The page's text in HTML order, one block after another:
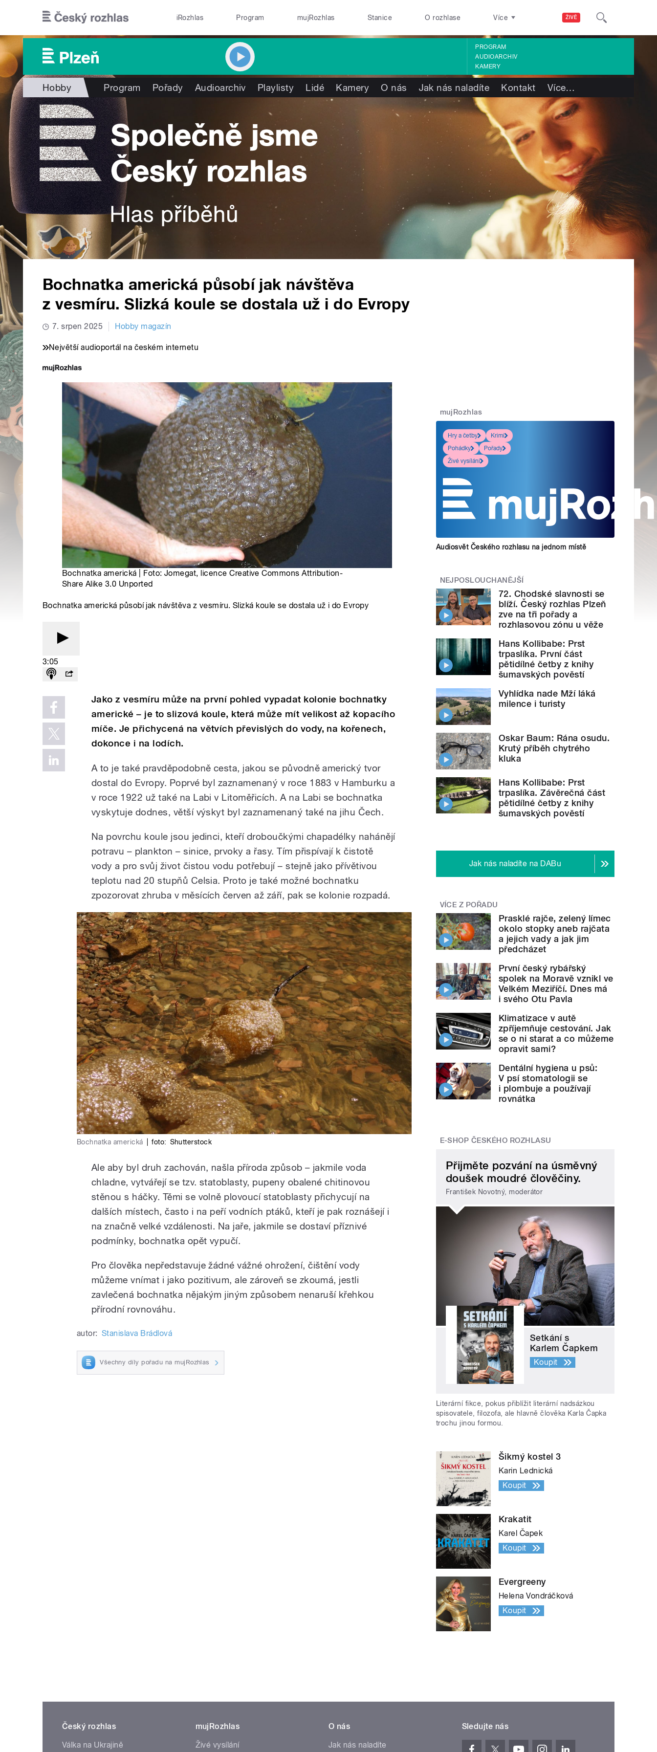
ŽIVĚ
iRozhlas Program mujRozhlas Stanice O rozhlase Více
PROGRAM
AUDIOARCHIV
KAMERY
Hobby Program Pořady Audioarchiv Playlisty Lidé Kamery O nás Jak nás naladíte Kontakt Více…
Bochnatka americká působí jak návštěva
z vesmíru. Slizká koule se dostala už i do Evropy
7. srpen 2025 Hobby magazín
Největší audioportál na českém internetu
Bochnatka americká | Foto: Jomegat, licence Creative Commons Attribution-
Share Alike 3.0 Unported
Bochnatka americká působí jak návštěva z vesmíru. Slizká koule se dostala už i do Evropy
3:05
Jako z vesmíru může na první pohled vypadat kolonie bochnatky
americké – je to slizová koule, která může mít velikost až kopacího
míče. Je přichycená na větvích převislých do vody, na kořenech,
dokonce i na lodích.
A to je také pravděpodobně cesta, jakou se původně americký tvor
dostal do Evropy. Poprvé byl zaznamenaný v roce 1883 v Hamburku a
v roce 1922 už také na Labi v Litoměřicích. A na Labi se bochnatka
vyskytuje dodnes, větší výskyt byl zaznamenaný také na jihu Čech.
Na povrchu koule jsou jedinci, kteří droboučkými chapadélky nahánějí
potravu – plankton – sinice, prvoky a řasy. Tím přispívají k čistotě
vody a pro svůj život čistou vodu potřebují – stejně jako přívětivou
teplotu nad 20 stupňů Celsia. Proto je také možné bochnatku
zpozorovat zhruba v měsících červen až září, pak se kolonie rozpadá.
Bochnatka americká foto: Shutterstock
Ale aby byl druh zachován, našla příroda způsob – jakmile voda
chladne, vytvářejí se tzv. statoblasty, pupeny obalené chitinovou
stěnou s háčky. Těmi se volně plovoucí statoblasty přichycují na
dalších místech, často i na peří vodních ptáků, kteří je pak roznášejí i
na značně velké vzdálenosti. Na jaře, jakmile se dostaví příznivé
podmínky, bochnatka opět vypučí.
Pro člověka nepředstavuje žádné vážné ohrožení, čištění vody
můžeme vnímat i jako pozitivum, ale zároveň se zkoumá, jestli
zavlečená bochnatka nějakým jiným způsobem nenaruší křehkou
přírodní rovnováhu.
autor: Stanislava Brádlová
Všechny díly pořadu na mujRozhlas
mujRozhlas
Hry a četby
Krimi
Pohádky
Pořady
Živé vysílání
Audiosvět Českého rozhlasu na jednom místě
NEJPOSLOUCHANĚJŠÍ
72. Chodské slavnosti se
blíží. Český rozhlas Plzeň
zve na tři pořady a
rozhlasovou zónu u věže
Hans Kollibabe: Prst
trpaslíka. První část
pětidílné četby z knihy
šumavských pověstí
Vyhlídka nade Mží láká
milence i turisty
Oskar Baum: Rána osudu.
Krutý příběh chytrého
kluka
Hans Kollibabe: Prst
trpaslíka. Závěrečná část
pětidílné četby z knihy
šumavských pověstí
Jak nás naladíte na DABu
VÍCE Z POŘADU
Prasklé rajče, zelený límec
okolo stopky aneb rajčata
a jejich vady a jak jim
předcházet
První český rybářský
spolek na Moravě vznikl ve
Velkém Meziříčí. Dnes má
i svého Otu Pavla
Klimatizace v autě
zpříjemňuje cestování. Jak
se o ni starat a co můžeme
opravit sami?
Dentální hygiena u psů:
V psí stomatologii se
i plombuje a používají
rovnátka
E-SHOP ČESKÉHO ROZHLASU
Přijměte pozvání na úsměvný
doušek moudré člověčiny.
František Novotný, moderátor
Setkání s
Karlem Čapkem
Koupit
Literární fikce, pokus přiblížit literární nadsázkou
spisovatele, filozofa, ale hlavně člověka Karla Čapka
trochu jinou formou.
Šikmý kostel 3
Karin Lednická
Koupit
Krakatit
Karel Čapek
Koupit
Evergreeny
Helena Vondráčková
Koupit
Český rozhlas
Válka na Ukrajině
mujRozhlas
Živé vysílání
O nás
Jak nás naladíte
Sledujte nás